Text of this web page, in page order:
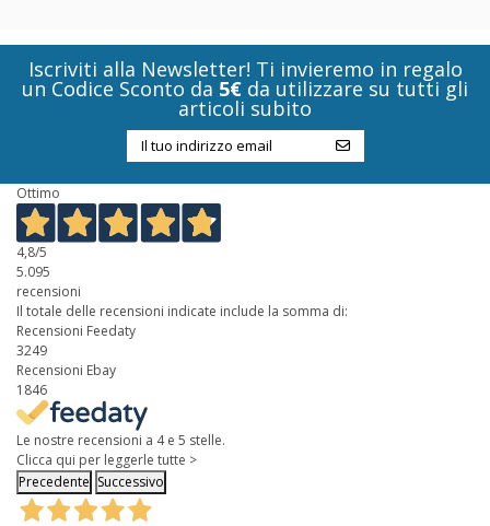
Iscriviti alla Newsletter! Ti invieremo in regalo
un Codice Sconto da 5€ da utilizzare su tutti gli
articoli subito
Ottimo
4,8/5
5.095
recensioni
Il totale delle recensioni indicate include la somma di:
Recensioni Feedaty
3249
Recensioni Ebay
1846
Le nostre recensioni a 4 e 5 stelle.
Clicca qui per leggerle tutte >
Precedente Successivo